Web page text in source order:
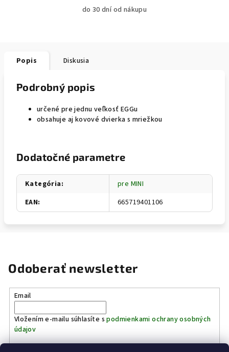
do 30 dní od nákupu
Popis Diskusia
Podrobný popis
určené pre jednu veľkosť EGGu
obsahuje aj kovové dvierka s mriežkou
Dodatočné parametre
Kategória:
pre MINI
EAN: 665719401106
Odoberať newsletter
Email
Vložením e-mailu súhlasíte spodmienkami ochrany osobných
údajov